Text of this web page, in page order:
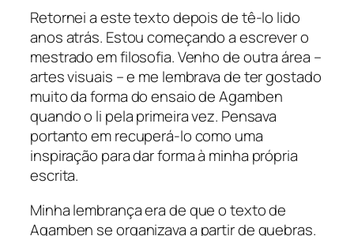
Retornei a este texto depois de tê-lo lido
anos atrás. Estou começando a escrever o
mestrado em filosofia. Venho de outra área –
artes visuais – e me lembrava de ter gostado
muito da forma do ensaio de Agamben
quando o li pela primeira vez. Pensava
portanto em recuperá-lo como uma
inspiração para dar forma à minha própria
escrita.
Minha lembrança era de que o texto de
Agamben se organizava a partir de quebras.